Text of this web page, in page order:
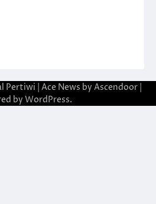
Pertiwi | Ace News by Ascendoor|
by WordPress.